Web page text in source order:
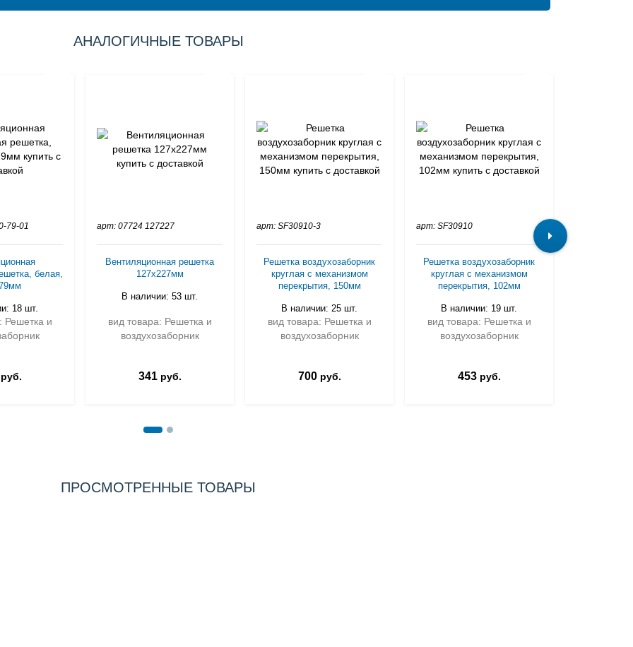
АНАЛОГИЧНЫЕ ТОВАРЫ
79-01
белая,
18 шт.
Решетка и
арт: 07724 127227
Вентиляционная решетка
127х227мм
В наличии: 53 шт.
вид товара: Решетка и
воздухозаборник
341руб.
арт: SF30910-3
Решетка воздухозаборник
круглая с механизмом
перекрытия, 150мм
В наличии: 25 шт.
вид товара: Решетка и
воздухозаборник
700руб.
арт: SF30910
Решетка воздухозаборник
круглая с механизмом
перекрытия, 102мм
В наличии: 19 шт.
вид товара: Решетка и
воздухозаборник
453руб.
ПРОСМОТРЕННЫЕ ТОВАРЫ